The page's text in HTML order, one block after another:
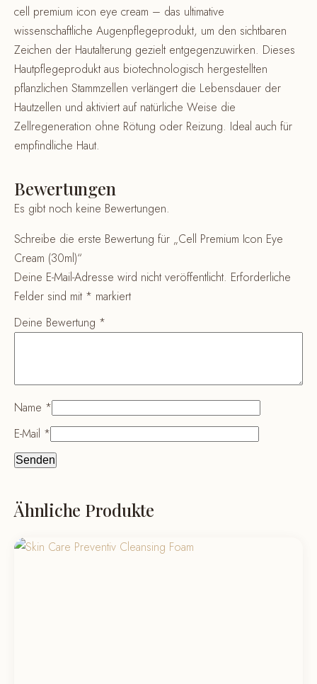
cell premium icon eye cream – das ultimative
wissenschaftliche Augenpflegeprodukt, um den sichtbaren
Zeichen der Hautalterung gezielt entgegenzuwirken. Dieses
Hautpflegeprodukt aus biotechnologisch hergestellten
pflanzlichen Stammzellen verlängert die Lebensdauer der
Hautzellen und aktiviert auf natürliche Weise die
Zellregeneration ohne Rötung oder Reizung. Ideal auch für
empfindliche Haut.
Bewertungen
Es gibt noch keine Bewertungen.
Schreibe die erste Bewertung für „Cell Premium Icon Eye
Cream (30ml)“
Deine E-Mail-Adresse wird nicht veröffentlicht. Erforderliche
Felder sind mit * markiert
Deine Bewertung *
Name *
E-Mail *
Ähnliche Produkte